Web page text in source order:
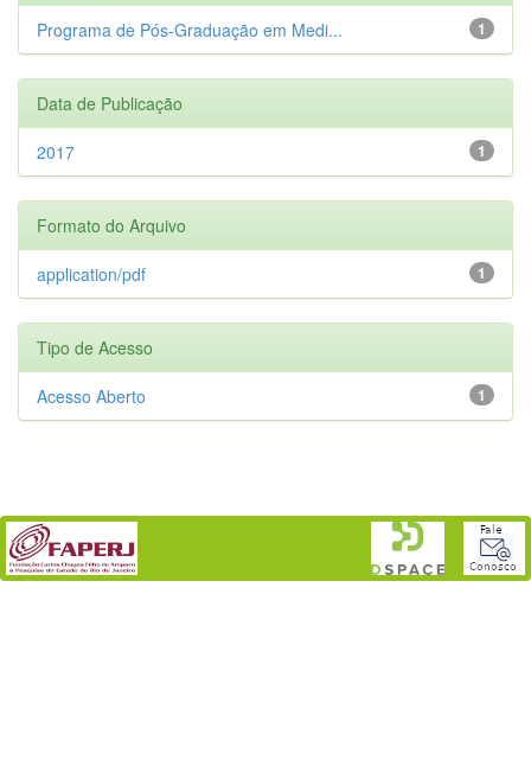
1
Programa de Pós-Graduação em Medi...
Data de Publicação
1
2017
Formato do Arquivo
1
application/pdf
Tipo de Acesso
1
Acesso Aberto